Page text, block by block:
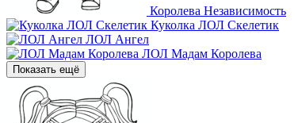
Королева Независимость
Куколка ЛОЛ Скелетик
ЛОЛ Ангел
ЛОЛ Мадам Королева
Показать ещё